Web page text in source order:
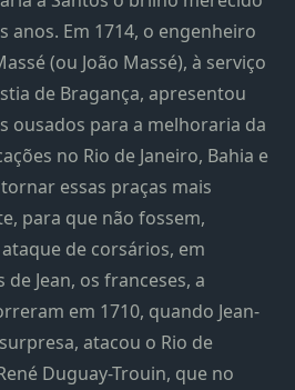
anos. Em 1714, o engenheiro
(ou João Massé), à serviço
de Bragança, apresentou
ousados para a melhoraria da
no Rio de Janeiro, Bahia e
essas praças mais
para que não fossem,
de corsários, em
Jean, os franceses, a
em 1710, quando Jean-
atacou o Rio de
Duguay-Trouin, que no